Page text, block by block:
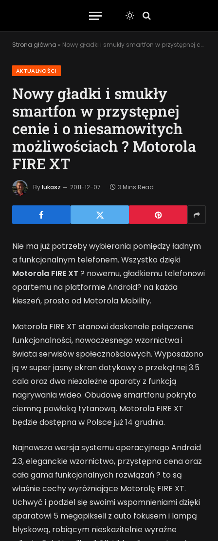
Strona główna » Nowy gładki i smukły smartfon w przystępnej cenie i o niesamowitych możliwościach ? Motorola FIRE XT
AKTUALNOŚCI
Nowy gładki i smukły
smartfon w przystępnej
cenie i o niesamowitych
możliwościach ? Motorola
FIRE XT
Bylukasz 2011-12-07 3 Mins Read
Nie ma już potrzeby wybierania pomiędzy ładnym
a funkcjonalnym telefonem. Wszystko dzięki
Motorola FIRE XT ? nowemu, gładkiemu telefonowi
opartemu na platformie Android? na każda
kieszeń, prosto od Motorola Mobility.
Motorola FIRE XT stanowi doskonałe połączenie
funkcjonalności, nowoczesnego wzornictwai
świata serwisów społecznościowych. Wyposażono
ją w super jasny ekran dotykowy o przekątnej 3.5
cala oraz dwa niezależne aparaty z funkcją
nagrywania wideo. Obudowę smartfonu pokryto
ciemną powłoką tytanową. Motorola FIRE XT
będzie dostępna w Polsce już 14 grudnia.
Najnowsza wersja systemu operacyjnego Android
2.3, eleganckie wzornictwo, przystępna cena oraz
cała gama funkcjonalnych rozwiązań ? to są
właśnie cechy wyróżniające Motorolę FIRE XT.
Uchwyć i podziel się swoimi wspomnieniami dzięki
aparatowi 5 megapikseli z auto fokusem i lampą
błyskową, robiącym nieskazitelnie wyraźne